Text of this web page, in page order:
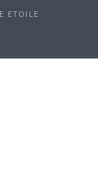
ETOILE